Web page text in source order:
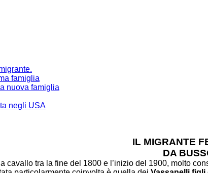
famiglia
nuova famiglia
negli USA
IL MIGRANTE
DA
cavallo tra la fine del 1800 e l’inizio del 1900, molto